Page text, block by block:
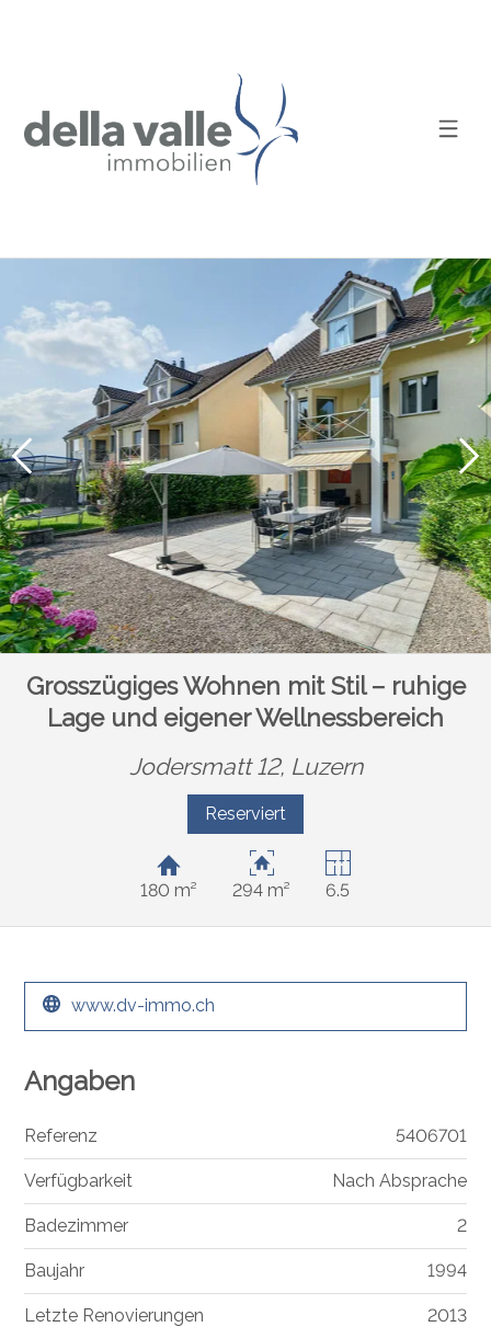
Grosszügiges Wohnen mit Stil – ruhige
Lage und eigener Wellnessbereich
Jodersmatt 12, Luzern
Reserviert
180 m² 294 m² 6.5
www.dv-immo.ch
Angaben
Referenz 5406701
Verfügbarkeit Nach Absprache
Badezimmer 2
Baujahr 1994
Letzte Renovierungen 2013